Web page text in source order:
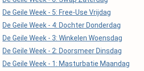
De Geile Week - 5: Free-Use Vrijdag
De Geile Week - 4: Dochter Donderdag
De Geile Week - 3: Winkelen Woensdag
De Geile Week - 2: Doorsmeer Dinsdag
De Geile Week - 1: Masturbatie Maandag